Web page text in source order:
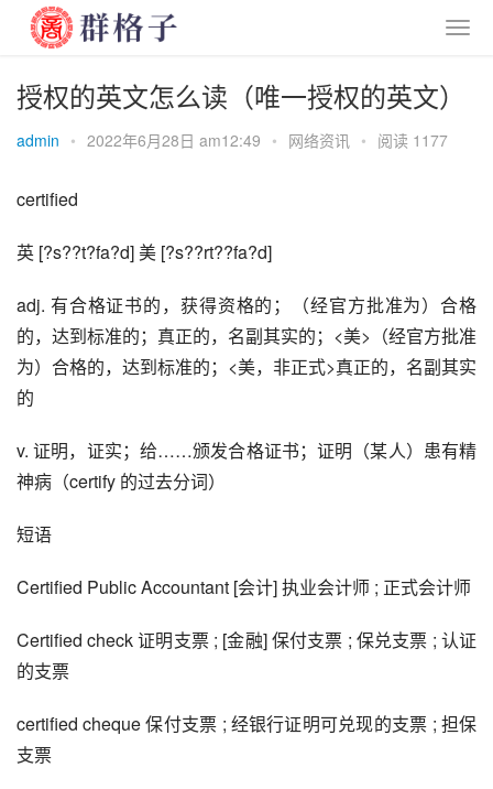
授权的英文怎么读（唯一授权的英文）
admin • 2022年6月28日 am12:49 • 网络资讯 • 阅读 1177
certified
英 [?s??t?fa?d] 美 [?s??rt??fa?d]
adj. 有合格证书的，获得资格的；（经官方批准为）合格
的，达到标准的；真正的，名副其实的；<美>（经官方批准
为）合格的，达到标准的；<美，非正式>真正的，名副其实
的
v. 证明，证实；给……颁发合格证书；证明（某人）患有精
神病（certify 的过去分词）
短语
Certified Public Accountant [会计] 执业会计师 ; 正式会计师
Certified check 证明支票 ; [金融] 保付支票 ; 保兑支票 ; 认证
的支票
certified cheque 保付支票 ; 经银行证明可兑现的支票 ; 担保
支票